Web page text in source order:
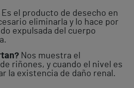
Es el producto de desecho en
eliminarla y lo hace por
expulsada del cuerpo
Nos muestra el
riñones, y cuando el nivel es
la existencia de daño renal.